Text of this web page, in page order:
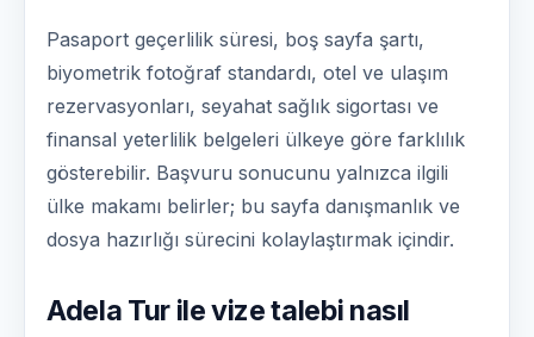
Pasaport geçerlilik süresi, boş sayfa şartı,
biyometrik fotoğraf standardı, otel ve ulaşım
rezervasyonları, seyahat sağlık sigortası ve
finansal yeterlilik belgeleri ülkeye göre farklılık
gösterebilir. Başvuru sonucunu yalnızca ilgili
ülke makamı belirler; bu sayfa danışmanlık ve
dosya hazırlığı sürecini kolaylaştırmak içindir.
Adela Tur ile vize talebi nasıl